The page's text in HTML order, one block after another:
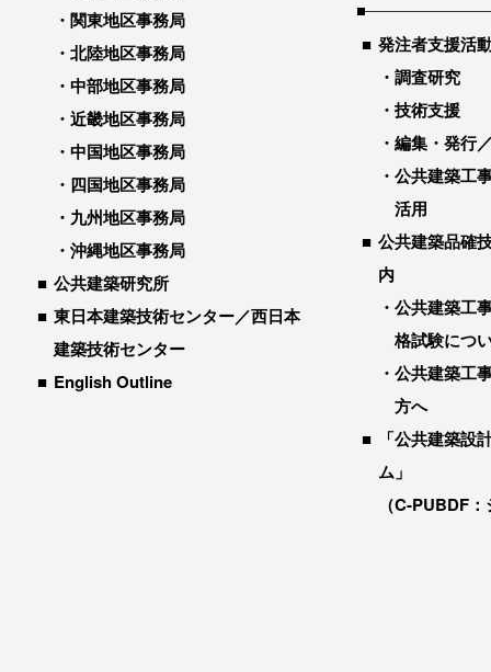
関東地区事務局
北陸地区事務局
中部地区事務局
近畿地区事務局
中国地区事務局
四国地区事務局
九州地区事務局
沖縄地区事務局
公共建築研究所
東日本建築技術センター／西日本
建築技術センター
English Outline
発注者支援活
調査研究
技術支援
編集・発行
公共建築工
活用
公共建築品確
内
公共建築工
格試験につ
公共建築工
方へ
「公共建築設
ム」
（C-PUBDF